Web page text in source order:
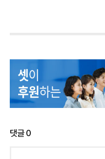
댓글0